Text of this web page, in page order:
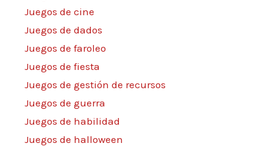
Juegos de cine
Juegos de dados
Juegos de faroleo
Juegos de fiesta
Juegos de gestión de recursos
Juegos de guerra
Juegos de habilidad
Juegos de halloween